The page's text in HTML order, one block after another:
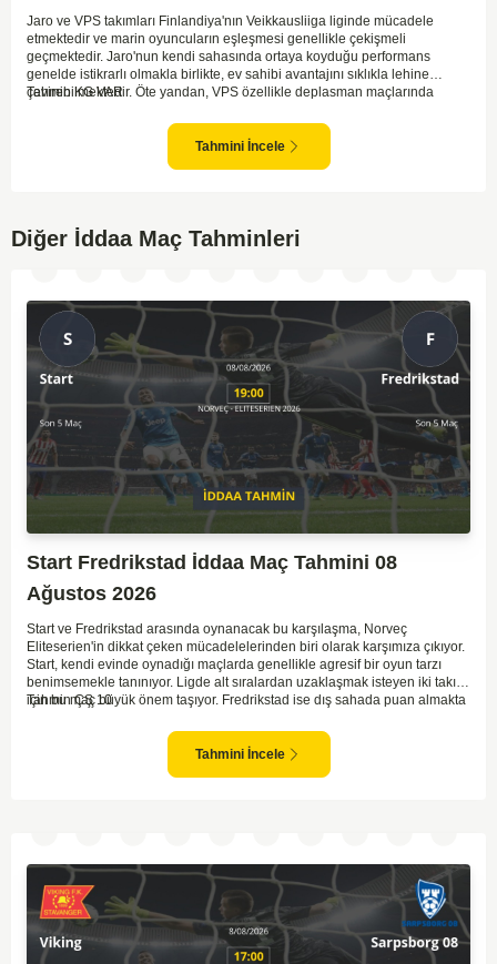
Jaro ve VPS takımları Finlandiya'nın Veikkausliiga liginde mücadele
etmektedir ve marin oyuncuların eşleşmesi genellikle çekişmeli
geçmektedir. Jaro'nun kendi sahasında ortaya koyduğu performans
genelde istikrarlı olmakla birlikte, ev sahibi avantajını sıklıkla lehine
çevirebilmektedir. Öte yandan, VPS özellikle deplasman maçlarında
anlar yakalayabilmektedir. İki takım arasındaki tarihsel rekabet dikkate
alındığında, maçın dengede geçmesi olasıdır ve her iki tarafın da gol
şansı bulunmaktadır. Özellikle Jaro'nun savunma zaafları ve VPS'nin hızlı
Tahmin KG VAR
Tahmini İncele
Diğer İddaa Maç Tahminleri
Start Fredrikstad İddaa Maç Tahmini 08
Ağustos 2026
Start ve Fredrikstad arasında oynanacak bu karşılaşma, Norveç
Eliteserien'in dikkat çeken mücadelelerinden biri olarak karşımıza çıkıyor.
Start, kendi evinde oynadığı maçlarda genellikle agresif bir oyun tarzı
benimsemekle tanınıyor. Ligde alt sıralardan uzaklaşmak isteyen iki takım
için bu maç büyük önem taşıyor. Fredrikstad ise dış sahada puan almakta
mücadelede zorluk çıkartabilir. Maçın temposunun yüksek olacağını ve
her iki takımın da sonuca gitmeye odaklanacağını düşünüyorum.
Tahmin ÇŞ 10
Tahmini İncele